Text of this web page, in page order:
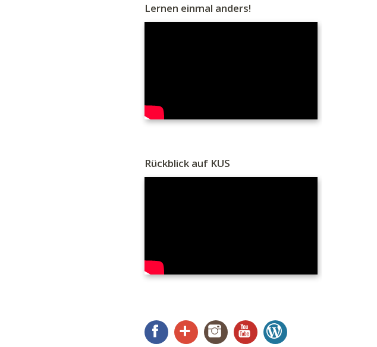
Lernen einmal anders!
Rückblick auf KUS
FacebookGoogle+ InstagramYouTube